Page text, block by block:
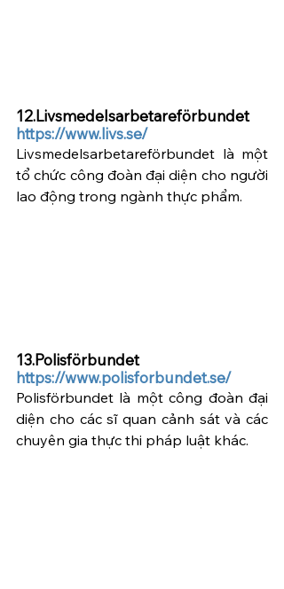
12.Livsmedelsarbetareförbundet
https://www.livs.se/
Livsmedelsarbetareförbundet là một
tổ chức công đoàn đại diện cho người
lao động trong ngành thực phẩm.
13.Polisförbundet
https://www.polisforbundet.se/
Polisförbundet là một công đoàn đại
diện cho các sĩ quan cảnh sát và các
chuyên gia thực thi pháp luật khác.